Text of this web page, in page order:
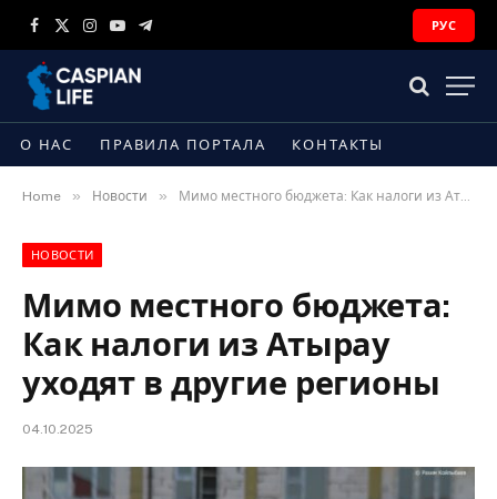
Facebook
X
Instagram
YouTubeTelegram
РУС
О НАС ПРАВИЛА ПОРТАЛА КОНТАКТЫ
Home » Новости » Мимо местного бюджета: Как налоги из Атырау уходят в другие регионы
НОВОСТИ
Мимо местного бюджета:
Как налоги из Атырау
уходят в другие регионы
04.10.2025